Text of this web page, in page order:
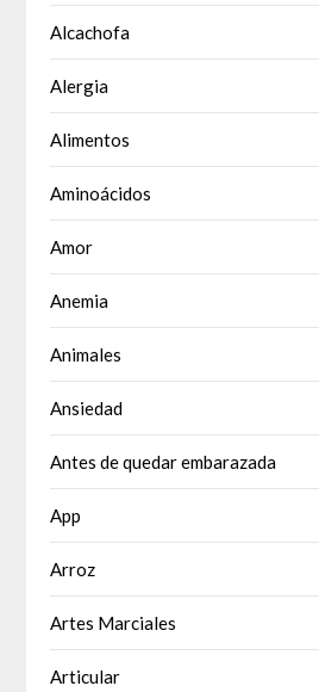
Alcachofa
Alergia
Alimentos
Aminoácidos
Amor
Anemia
Animales
Ansiedad
Antes de quedar embarazada
App
Arroz
Artes Marciales
Articular